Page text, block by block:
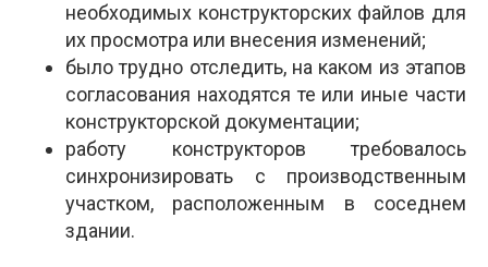
необходимых конструкторских файлов для
их просмотра или внесения изменений;
было трудно отследить, на каком из этапов
согласования находятся те или иные части
конструкторской документации;
работу конструкторов требовалось
синхронизировать с производственным
участком, расположенным в соседнем
здании.